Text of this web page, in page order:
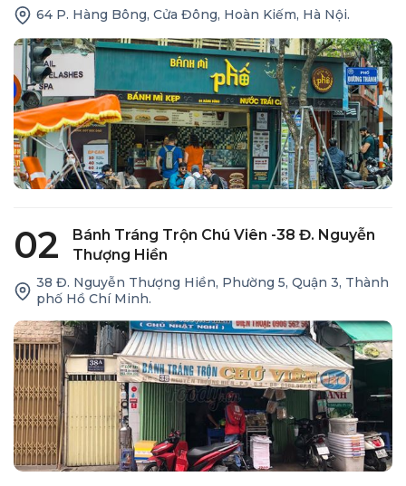
64 P. Hàng Bông, Cửa Đông, Hoàn Kiếm, Hà Nội.
02
Bánh Tráng Trộn Chú Viên -38 Đ. Nguyễn
Thượng Hiền
38 Đ. Nguyễn Thượng Hiền, Phường 5, Quận 3, Thành
phố Hồ Chí Minh.